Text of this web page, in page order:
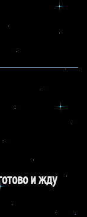
и жду